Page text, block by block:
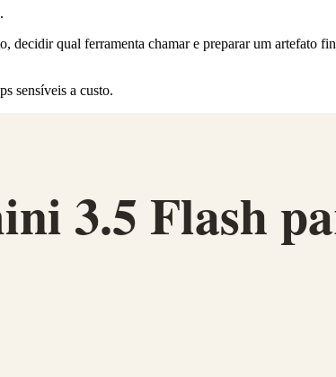
decidir qual ferramenta chamar e preparar um artefato
sensíveis a custo.